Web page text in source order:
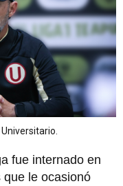
fue internado en
le ocasionó